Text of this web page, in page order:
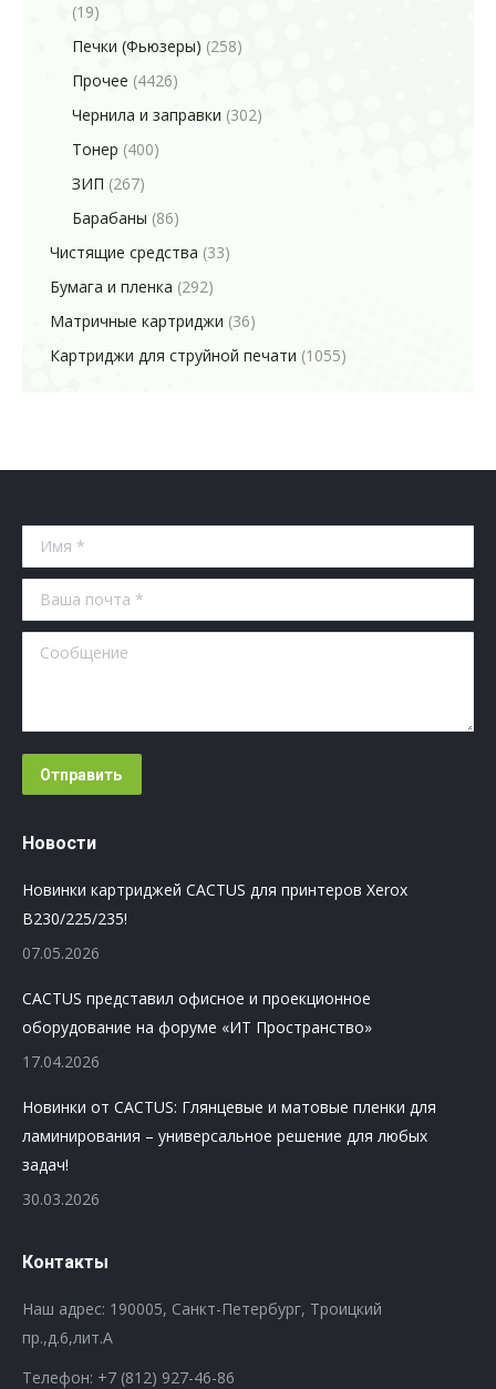
(19)
Печки (Фьюзеры) (258)
Прочее (4426)
Чернила и заправки (302)
Тонер (400)
ЗИП (267)
Барабаны (86)
Чистящие средства (33)
Бумага и пленка (292)
Матричные картриджи (36)
Картриджи для струйной печати (1055)
Имя *
Ваша почта *
Сообщение
Отправить
Новости
Новинки картриджей CACTUS для принтеров Xerox
B230/225/235!
07.05.2026
CACTUS представил офисное и проекционное
оборудование на форуме «ИТ Пространство»
17.04.2026
Новинки от CACTUS: Глянцевые и матовые пленки для
ламинирования – универсальное решение для любых
задач!
30.03.2026
Контакты
Наш адрес: 190005, Санкт-Петербург, Троицкий
пр.,д.6,лит.А
Телефон: +7 (812) 927-46-86